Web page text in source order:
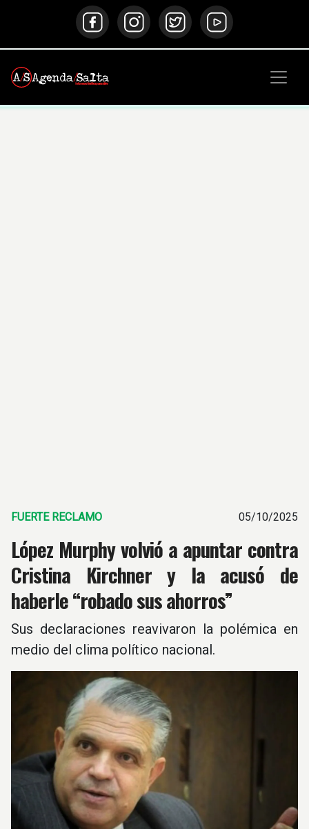
FUERTE RECLAMO 05/10/2025
López Murphy volvió a apuntar contra
Cristina Kirchner y la acusó de
haberle “robado sus ahorros”
Sus declaraciones reavivaron la polémica en
medio del clima político nacional.